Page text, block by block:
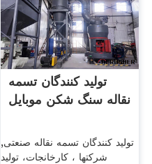
تولید کنندگان تسمه
نقاله سنگ شکن موبایل
تولید کنندگان تسمه نقاله صنعتی,
شرکتها ، کارخانجات، تولید